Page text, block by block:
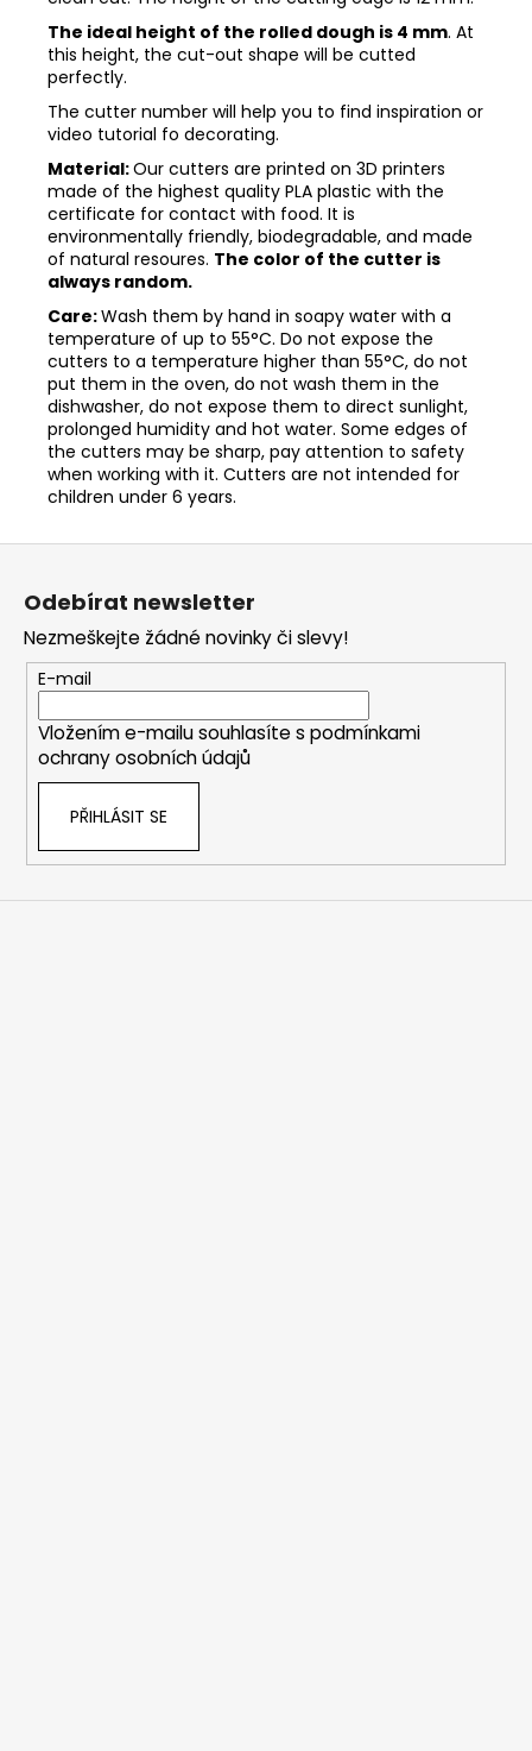
The ideal height of the rolled dough is 4 mm. At
this height, the cut-out shape will be cutted
perfectly.
The cutter number will help you to find inspiration or
video tutorial fo decorating.
Material:Our cutters are printed on 3D printers
made of the highest quality PLA plastic with the
certificate for contact with food. It is
environmentally friendly, biodegradable, and made
of natural resoures. The color of the cutter is
always random.
Care:Wash them by hand in soapy water with a
temperature of up to 55°C. Do not expose the
cutters to a temperature higher than 55°C, do not
put them in the oven, do not wash them in the
dishwasher, do not expose them to direct sunlight,
prolonged humidity and hot water. Some edges of
the cutters may be sharp, pay attention to safety
when working with it. Cutters are not intended for
children under 6 years.
Z
Odebírat newsletter
Nezmeškejte žádné novinky či slevy!
E-mail
Vložením e-mailu souhlasíte s podmínkami
ochrany osobních údajů
PŘIHLÁSIT SE